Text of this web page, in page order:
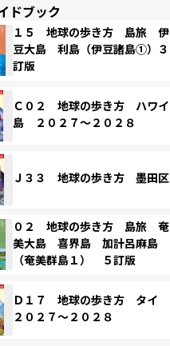
ドブック
１５ 地球の歩き方 島旅 伊
豆大島 利島（伊豆諸島①）３
訂版
Ｃ０２ 地球の歩き方 ハワイ
島 ２０２７～２０２８
Ｊ３３ 地球の歩き方 墨田区
０２ 地球の歩き方 島旅 奄
美大島 喜界島 加計呂麻島
（奄美群島１） ５訂版
Ｄ１７ 地球の歩き方 タイ
２０２７～２０２８